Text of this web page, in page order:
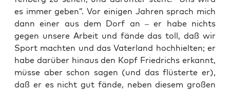
es immer geben”. Vor eini­gen Jah­ren sprach mich
dann einer aus dem Dorf an – er habe nichts
gegen unse­re Arbeit und fän­de das toll, daß wir
Sport mach­ten und das Vater­land hoch­hiel­ten; er
habe dar­über hin­aus den Kopf Fried­richs erkannt,
müs­se aber schon sagen (und das flüs­ter­te er),
daß er es nicht gut fän­de, neben die­sem gro­ßen